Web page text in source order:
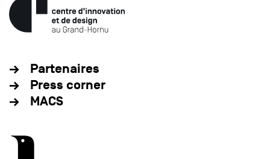
Partenaires
Press corner
MACS